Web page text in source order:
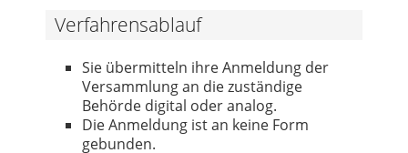
Verfahrensablauf
Sie übermitteln ihre Anmeldung der
Versammlung an die zuständige
Behörde digital oder analog.
Die Anmeldung ist an keine Form
gebunden.